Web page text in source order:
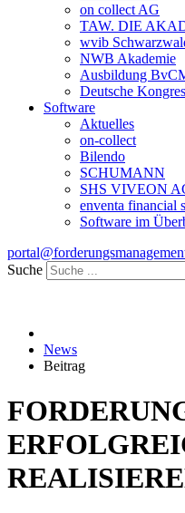
on collect AG
TAW. DIE
wvib
NWB Akademie
Ausbildung
Deutsche
Software
Aktuelles
on-collect
Bilendo
SCHUMANN
SHS VIVEON
enventa financial
Software im
Suche
News
Beitrag